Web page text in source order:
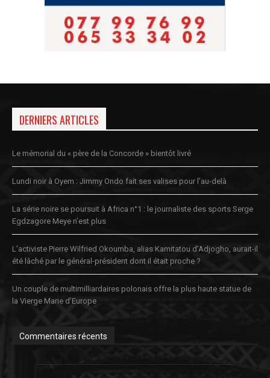
DERNIERS ARTICLES
Le mémorial du « père de la Concorde » bientôt livré
Lundi noir à Oyem : Jimmy Ondo fait ses valises pour l’au-delà
La série noire se poursuit à Africa n°1 : le journaliste des sports Serge
Egdzagore Meye n’est plus
L’activiste Pierre Wilfried Okoumba, alias Kamitatou d’Adjogho, aurait-il
été lâché par le général-président dont il était proche ?
Un couple de multimilliardaires polonais offre la plus haute statue de
la Vierge Marie d’Europe
Commentaires récents